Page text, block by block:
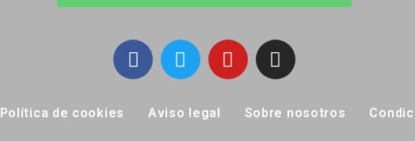
Política de cookies Aviso legal Sobre nosotros